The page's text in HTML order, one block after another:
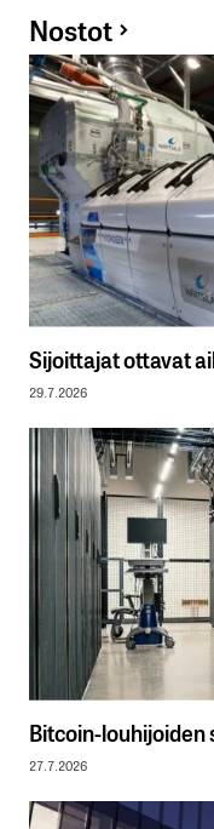
Nostot
Sijoittajat ottavat
29.7.2026
Bitcoin-
27.7.2026